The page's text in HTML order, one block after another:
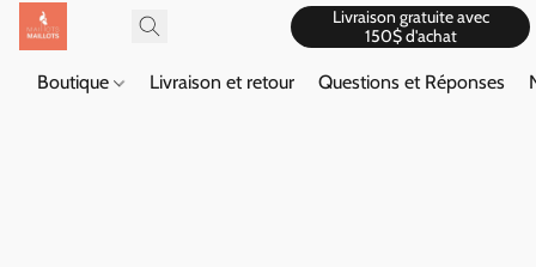
Livraison gratuite avec
150$ d'achat
Boutique Livraison et retour Questions et Réponses